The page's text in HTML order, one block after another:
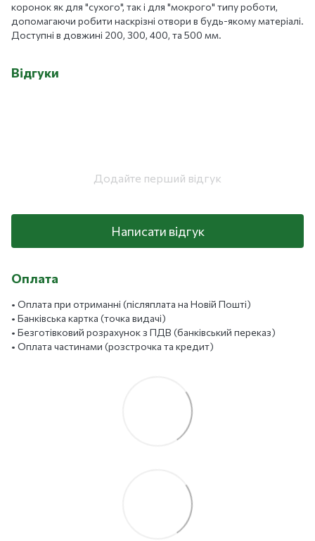
коронок як для "сухого", так і для "мокрого" типу роботи,
допомагаючи робити наскрізні отвори в будь-якому матеріалі.
Доступні в довжині 200, 300, 400, та 500 мм.
Відгуки
Додайте перший відгук
Написати відгук
Оплата
• Оплата при отриманні (післяплата на Новій Пошті)
• Банківська картка (точка видачі)
• Безготівковий розрахунок з ПДВ (банківський переказ)
• Оплата частинами (розстрочка та кредит)